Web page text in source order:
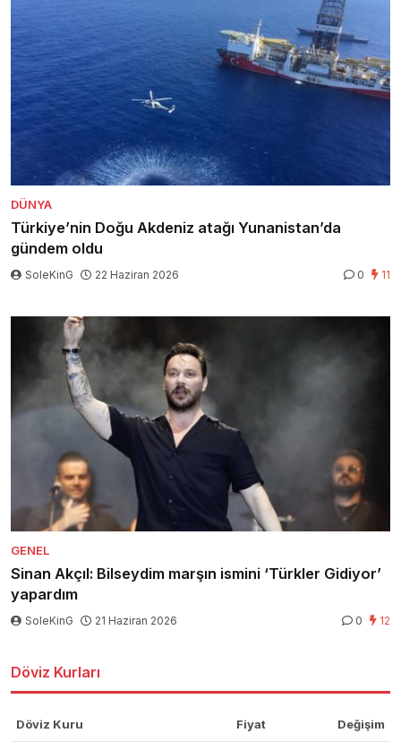
DÜNYA
Türkiye’nin Doğu Akdeniz atağı Yunanistan’da
gündem oldu
SoleKinG 22 Haziran 2026 0 11
GENEL
Sinan Akçıl: Bilseydim marşın ismini ‘Türkler Gidiyor’
yapardım
SoleKinG 21 Haziran 2026 0 12
Döviz Kurları
Döviz Kuru Fiyat Değişim